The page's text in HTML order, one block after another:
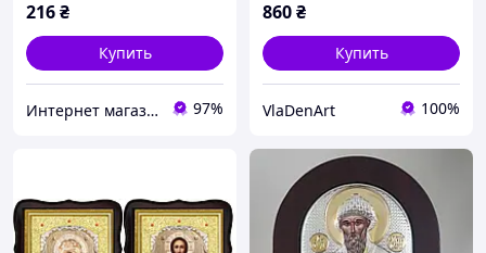
216₴
Купить
Интернет магазин Slugenie. Иконы и церковная утварь от производителя. 97%
860₴
Купить
VlaDenArt 100%